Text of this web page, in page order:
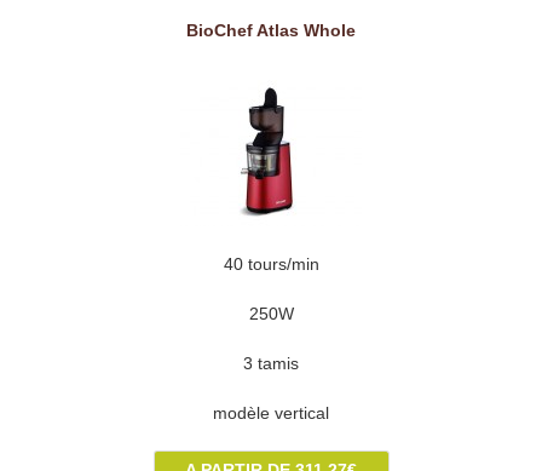
BioChef Atlas Whole
40 tours/min
250W
3 tamis
modèle vertical